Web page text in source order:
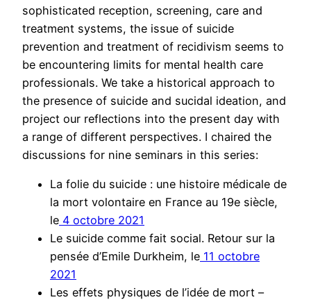
sophisticated reception, screening, care and
treatment systems, the issue of suicide
prevention and treatment of recidivism seems to
be encountering limits for mental health care
professionals. We take a historical approach to
the presence of suicide and sucidal ideation, and
project our reflections into the present day with
a range of different perspectives. I chaired the
discussions for nine seminars in this series:
La folie du suicide : une histoire médicale de
la mort volontaire en France au 19e siècle,
le 4 octobre 2021
Le suicide comme fait social. Retour sur la
pensée d’Emile Durkheim, le 11 octobre
2021
Les effets physiques de l’idée de mort –